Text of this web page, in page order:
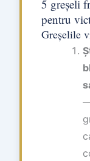
5 greșeli
pentru
Greșelile